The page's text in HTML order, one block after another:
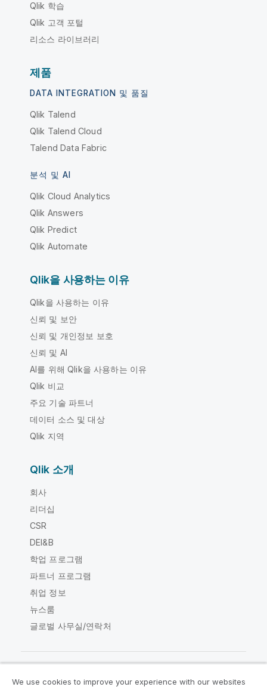
Qlik 학습
Qlik 고객 포털
리소스 라이브러리
제품
DATA INTEGRATION 및 품질
Qlik Talend
Qlik Talend Cloud
Talend Data Fabric
분석 및 AI
Qlik Cloud Analytics
Qlik Answers
Qlik Predict
Qlik Automate
Qlik을 사용하는 이유
Qlik을 사용하는 이유
신뢰 및 보안
신뢰 및 개인정보 보호
신뢰 및 AI
AI를 위해 Qlik을 사용하는 이유
Qlik 비교
주요 기술 파트너
데이터 소스 및 대상
Qlik 지역
Qlik 소개
회사
리더십
CSR
DEI&B
학업 프로그램
파트너 프로그램
취업 정보
뉴스룸
글로벌 사무실/연락처
We use cookies to improve your experience with our websites